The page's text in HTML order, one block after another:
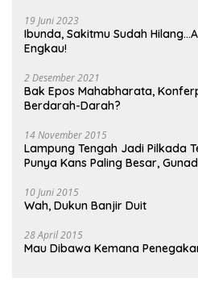
19 Juni 2023
Ibunda, Sakitmu Sudah
Engkau!
2 Desember 2021
Bak Epos Mahabharata,
Berdarah-Darah?
14 November 2015
Lampung Tengah Jadi Pilkada
Punya Kans Paling Besar,
10 Juni 2015
Wah, Dukun Banjir Duit
28 April 2015
Mau Dibawa Kemana